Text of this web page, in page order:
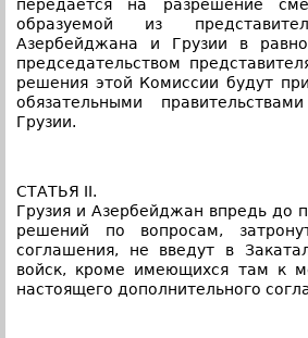
передается на разрешение
образуемой из
Азербейджана и Грузии в
председательством
решения этой Комиссии будут
обязательными
Грузии.
СТАТЬЯ II.
Грузия и Азербейджан впредь до
решений по вопросам,
соглашения, не введут в
войск, кроме имеющихся там к
настоящего дополнительного